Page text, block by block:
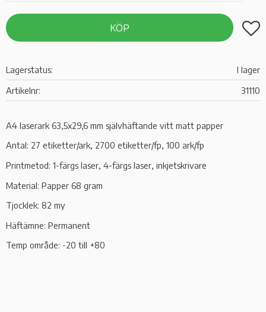
KÖP Lägg
Lagerstatus
I lager
Artikelnr
31110
A4 laserark 63,5x29,6 mm självhäftande vitt matt papper
Antal: 27 etiketter/ark, 2700 etiketter/fp, 100 ark/fp
Printmetod: 1-färgs laser, 4-färgs laser, inkjetskrivare
Material: Papper 68 gram
Tjocklek: 82 my
Häftämne: Permanent
Temp område: -20 till +80